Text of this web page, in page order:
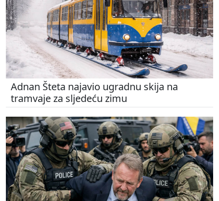
Adnan Šteta najavio ugradnu skija na
tramvaje za sljedeću zimu